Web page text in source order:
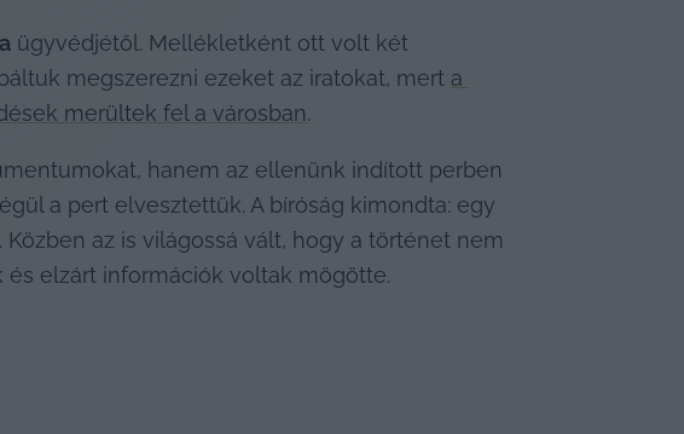
ügyvédjétől. Mellékletként ott volt két
megszerezni ezeket az iratokat, mert a
merültek fel a városban.
hanem az ellenünk indított perben
a pert elvesztettük. A bíróság kimondta: egy
az is világossá vált, hogy a történet nem
elzárt információk voltak mögötte.